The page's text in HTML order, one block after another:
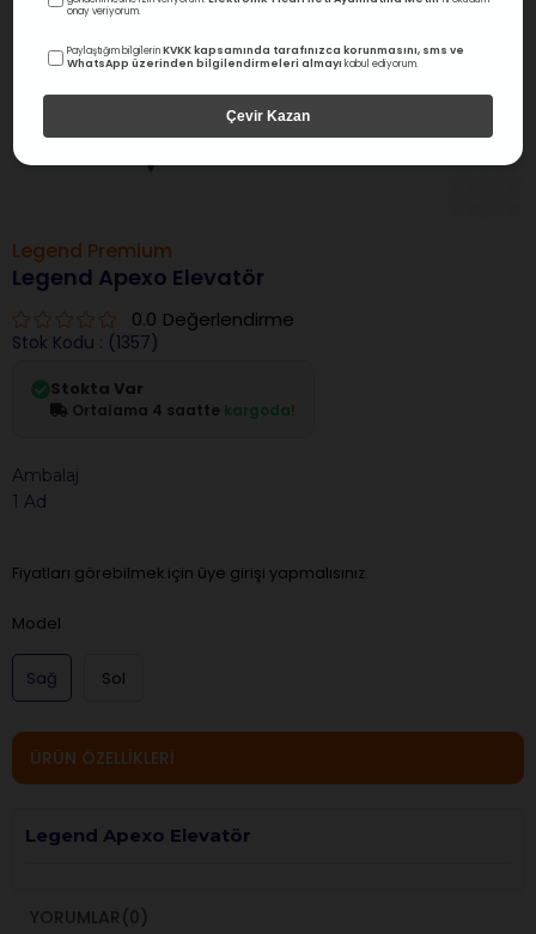
Legend Premium
Legend Apexo Elevatör
0.0 Değerlendirme
Stok Kodu (1357)
Stokta Var
Ortalama 4 saatte kargoda!
Ambalaj
1 Ad
Fiyatları görebilmek için üye girişi yapmalısınız.
Model
Sağ Sol
ÜRÜN ÖZELLIKLERI
Legend Apexo Elevatör
YORUMLAR (0)
onay veriyorum.
Paylaştığım bilgilerinKVKK kapsamında tarafınızca korunmasını, sms ve
WhatsApp üzerinden bilgilendirmeleri almayı kabul ediyorum.
Çevir Kazan